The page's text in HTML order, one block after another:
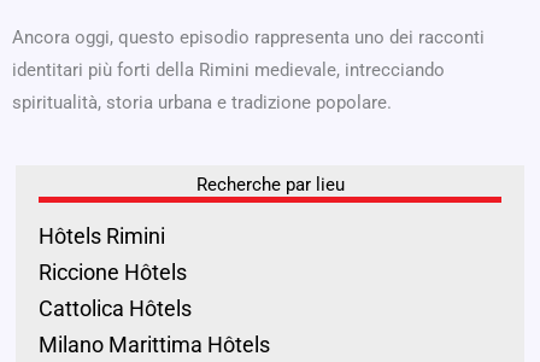
Ancora oggi, questo episodio rappresenta uno dei racconti
identitari più forti della Rimini medievale, intrecciando
spiritualità, storia urbana e tradizione popolare.
Recherche par lieu
Hôtels Rimini
Riccione Hôtels
Cattolica Hôtels
Milano Marittima Hôtels